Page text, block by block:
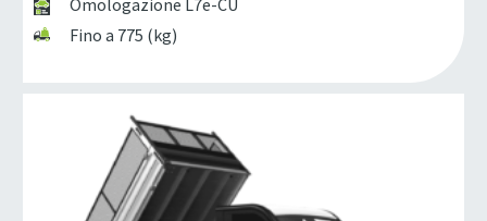
Omologazione L7e-CU
Fino a 775 (kg)